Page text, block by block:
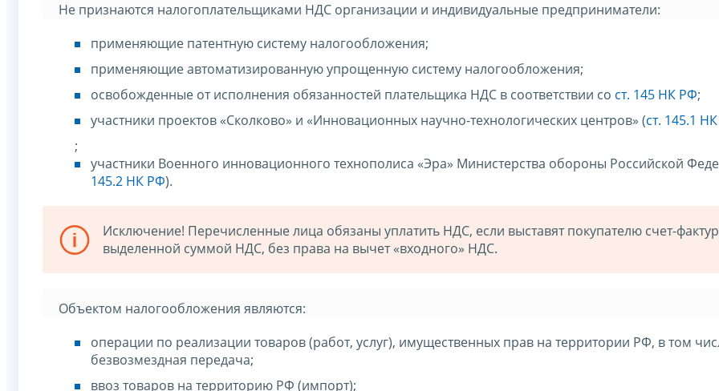
Не признаются налогоплательщиками НДС организации и индивидуальные предприниматели:
применяющие патентную систему налогообложения;
применяющие автоматизированную упрощенную систему налогообложения;
освобожденные от исполнения обязанностей плательщика НДС в соответствии со ст. 145 НК РФ;
участники проектов «Сколково» и «Инновационных научно-технологических центров» (ст. 145.1
;
участники Военного инновационного технополиса «Эра» Министерства обороны Российской
145.2 НК РФ).
Исключение! Перечисленные лица обязаны уплатить НДС, если выставят покупателю счет-
выделенной суммой НДС, без права на вычет «входного» НДС.
Объектом налогообложения являются:
операции по реализации товаров (работ, услуг), имущественных прав на территории РФ, в том
безвозмездная передача;
ввоз товаров на территорию РФ (импорт);